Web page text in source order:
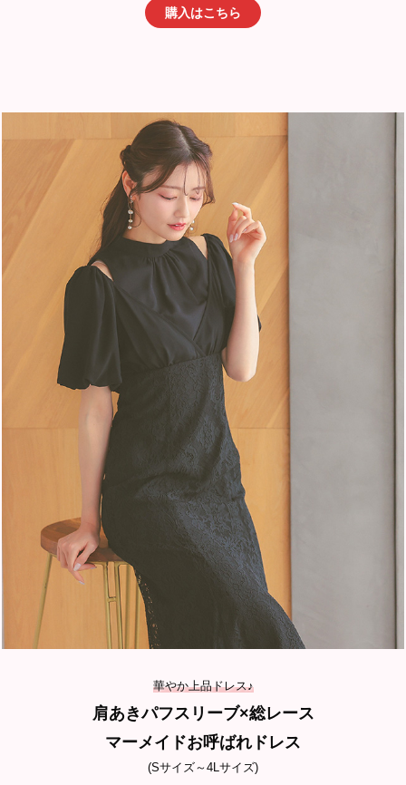
購入はこちら
華やか上品ドレス♪
肩あきパフスリーブ×総レース
マーメイドお呼ばれドレス
(Sサイズ～4Lサイズ)